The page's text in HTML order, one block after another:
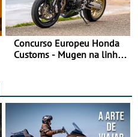
Concurso Europeu Honda
Customs - Mugen na linha